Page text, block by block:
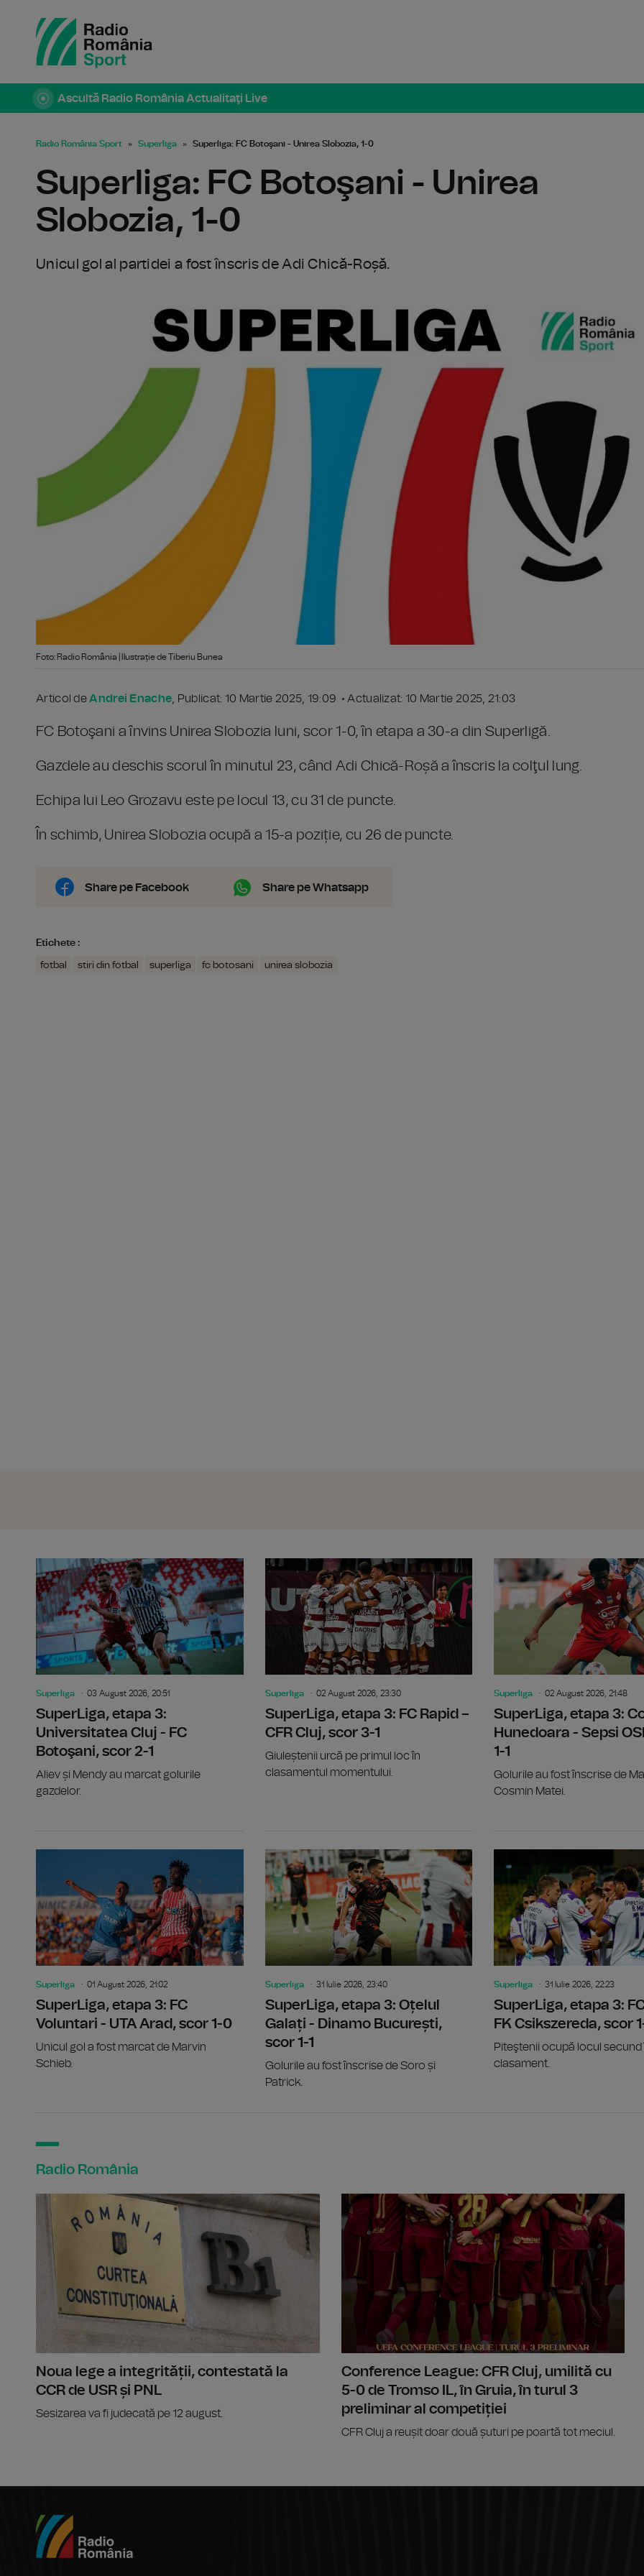
Ascultă Radio România Actualitaţi Live
Radio România Sport Superliga Superliga: FC Botoşani - Unirea Slobozia, 1-0
Superliga: FC Botoşani - Unirea
Slobozia, 1-0
Unicul gol al partidei a fost înscris de Adi Chică-Roșă.
Foto: Radio România | Ilustrație de Tiberiu Bunea
Articol deAndrei Enache, Publicat: 10 Martie 2025, 19:09 • Actualizat: 10 Martie 2025, 21:03
FC Botoşani a învins Unirea Slobozia luni, scor 1-0, în etapa a 30-a din Superligă.
Gazdele au deschis scorul în minutul 23, când Adi Chică-Roșă a înscris la colţul lung.
Echipa lui Leo Grozavu este pe locul 13, cu 31 de puncte.
În schimb, Unirea Slobozia ocupă a 15-a poziție, cu 26 de puncte.
Share pe Facebook Share pe Whatsapp
Etichete :
fotbal stiri din fotbal superliga fc botosani unirea slobozia
Superliga 03 August 2026, 20:51
SuperLiga, etapa 3:
Universitatea Cluj - FC
Botoşani, scor 2-1
Aliev și Mendy au marcat golurile
gazdelor.
SuperLiga, etapa 3: Universitatea
Superliga 02 August 2026, 23:30
SuperLiga, etapa 3: FC Rapid –
CFR Cluj, scor 3-1
Giuleștenii urcă pe primul loc în
clasamentul momentului.
Superliga 02 August 2026, 21:48
SuperLiga, etapa 3:
Hunedoara - Sepsi
1-1
Golurile au fost înscrise de
Cosmin Matei.
Superliga 01 August 2026, 21:02
SuperLiga, etapa 3: FC
Voluntari - UTA Arad, scor 1-0
Unicul gol a fost marcat de Marvin
Schieb.
Superliga 31 Iulie 2026, 23:40
SuperLiga, etapa 3: Oțelul
Galați - Dinamo București,
scor 1-1
Golurile au fost înscrise de Soro și
Patrick.
Superliga 31 Iulie 2026, 22:23
SuperLiga, etapa 3:
FK Csikszereda, scor
Piteştenii ocupă locul secund
clasament.
Radio România
Noua lege a integrității, contestată la
CCR de USR și PNL
Sesizarea va fi judecată pe 12 august.
Noua
Conference League: CFR Cluj, umilită cu
5-0 de Tromso IL, în Gruia, în turul 3
preliminar al competiției
CFR Cluj a reușit doar două șuturi pe poartă tot meciul.